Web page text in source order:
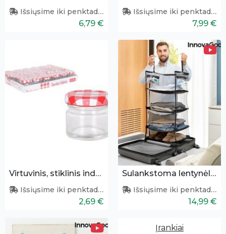
Išsiųsime iki penktadienio
6,79 €
Išsiųsime iki penktadienio
7,99 €
Virtuvinis, stiklinis indelis
Išsiųsime iki penktadienio
2,69 €
Sulankstoma lentynėlė lagaminui
Išsiųsime iki penktadienio
14,99 €
Įrankiai